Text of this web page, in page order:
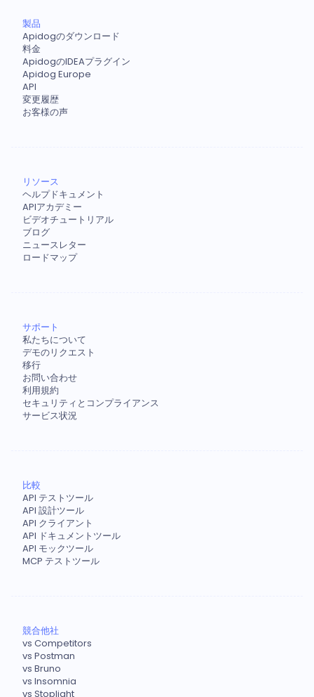
製品
Apidogのダウンロード
料金
ApidogのIDEAプラグイン
Apidog Europe
API
変更履歴
お客様の声
リソース
ヘルプドキュメント
APIアカデミー
ビデオチュートリアル
ブログ
ニュースレター
ロードマップ
サポート
私たちについて
デモのリクエスト
移行
お問い合わせ
利用規約
セキュリティとコンプライアンス
サービス状況
比較
API テストツール
API 設計ツール
API クライアント
API ドキュメントツール
API モックツール
MCP テストツール
競合他社
vs Competitors
vs Postman
vs Bruno
vs Insomnia
vs Stoplight